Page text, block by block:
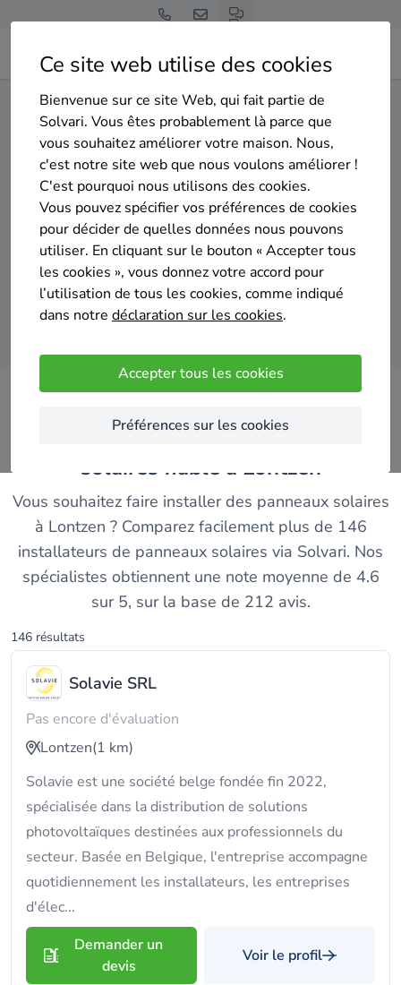
Ce site web utilise des cookies
Bienvenue sur ce site Web, qui fait partie de
Solvari. Vous êtes probablement là parce que
vous souhaitez améliorer votre maison. Nous,
c'est notre site web que nous voulons améliorer !
C'est pourquoi nous utilisons des cookies.
Vous pouvez spécifier vos préférences de cookies
pour décider de quelles données nous pouvons
utiliser. En cliquant sur le bouton « Accepter tous
les cookies », vous donnez votre accord pour
l’utilisation de tous les cookies, comme indiqué
dans notre déclaration sur les cookies.
Accepter tous les cookies
Préférences sur les cookies
Home Panneaux solaires Liège Lontzen
Gratuit et sans engagement
Top 20 des installateurs de
panneaux solaires à Lontzen
Comparer des devis
solaires fiable à Lontzen
Vous souhaitez faire installer des panneaux solaires
à Lontzen ? Comparez facilement plus de 146
installateurs de panneaux solaires via Solvari. Nos
spécialistes obtiennent une note moyenne de 4.6
sur 5, sur la base de 212 avis.
146 résultats
Solavie SRL
Pas encore d'évaluation
Lontzen(1 km)
Solavie est une société belge fondée fin 2022,
spécialisée dans la distribution de solutions
photovoltaïques destinées aux professionnels du
secteur. Basée en Belgique, l'entreprise accompagne
quotidiennement les installateurs, les entreprises
d'élec...
Demander un
devis
Voir le profil